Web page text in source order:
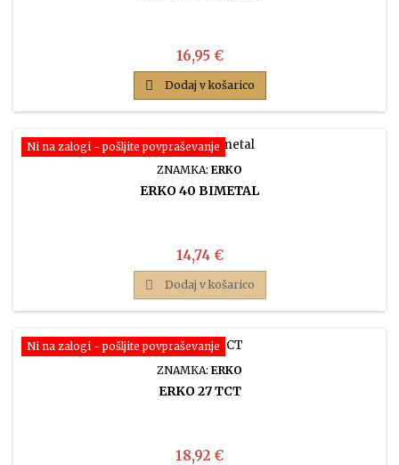
Cena
16,95 €
 Dodaj v košarico
Ni na zalogi - pošljite povpraševanje
ZNAMKA: ERKO
ERKO 40 BIMETAL
Cena
14,74 €
 Dodaj v košarico
Ni na zalogi - pošljite povpraševanje
ZNAMKA: ERKO
ERKO 27 TCT
Cena
18,92 €